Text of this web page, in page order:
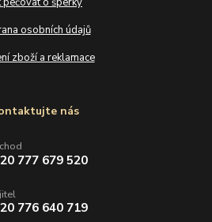
osobních údajů
zboží a reklamace
nás
777 679 520
776 640 719